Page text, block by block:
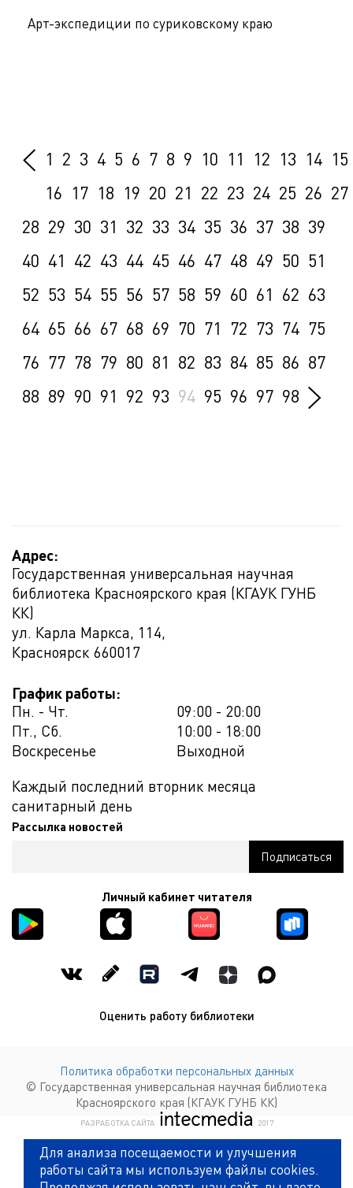
Арт-экспедиции по суриковскому краю
1 2 3 4 5 6 7 8 9 10 11 12 13 14 15
16 17 18 19 20 21 22 23 24 25 26 27
28 29 30 31 32 33 34 35 36 37 38 39
40 41 42 43 44 45 46 47 48 49 50 51
52 53 54 55 56 57 58 59 60 61 62 63
64 65 66 67 68 69 70 71 72 73 74 75
76 77 78 79 80 81 82 83 84 85 86 87
88 89 90 91 92 93 94 95 96 97 98
Адрес:
Государственная универсальная научная
библиотека Красноярского края (КГАУК ГУНБ
КК)
ул. Карла Маркса, 114,
Красноярск 660017
График работы:
Пн. - Чт.
09:00 - 20:00
Пт., Сб.
10:00 - 18:00
Воскресенье
Выходной
Каждый последний вторник месяца
санитарный день
Рассылка новостей
Личный кабинет читателя
Оценить работу библиотеки
Политика обработки персональных данных
© Государственная универсальная научная библиотека
Красноярского края (КГАУК ГУНБ КК)
РАЗРАБОТКА САЙТА КОМПАНИЯ ИНТЕКМЕДИА
2017
Для анализа посещаемости и улучшения
работы сайта мы используем файлы cookies.